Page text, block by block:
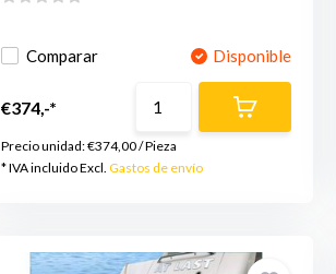
Comparar Disponible
€374,-*
Precio unidad:€374,00/Pieza
* IVA incluido Excl. Gastos de envío